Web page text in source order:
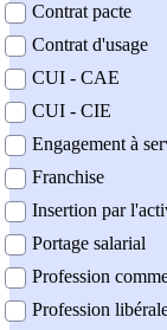
Contrat pacte
Contrat d'usage
CUI - CAE
CUI - CIE
Engagement à
Franchise
Insertion par
Portage salarial
Profession
Profession